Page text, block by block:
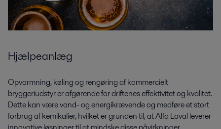
Hjælpeanlæg
Opvarmning, køling og rengøring af kommercielt
bryggeriudstyr er afgørende for driftenes effektivitet og kvalitet.
Dette kan være vand- og energikrævende og medføre et stort
forbrug af kemikalier, hvilket er grunden til, at Alfa Laval leverer